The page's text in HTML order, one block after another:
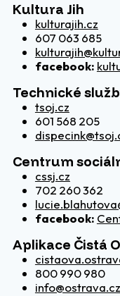
Kultura Jih
kulturajih.cz
607 063 685
facebook:
Technické
tsoj.cz
601 568 205
Centrum
cssj.cz
702 260 362
facebook:
Aplikace Čistá
800 990 980
info@ostrava.cz